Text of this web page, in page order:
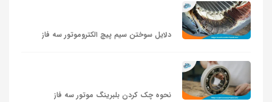
دلایل سوختن سیم پیچ الکتروموتور سه فاز
نحوه چک کردن بلبرینگ موتور سه‌ فاز